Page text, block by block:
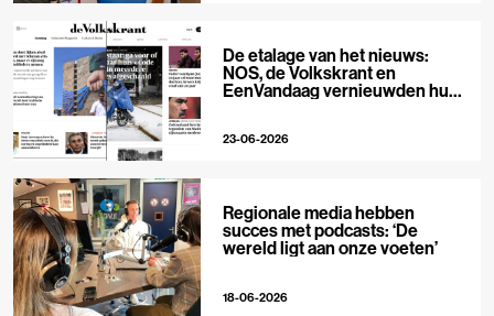
De etalage van het nieuws:
NOS, de Volkskrant en
EenVandaag vernieuwden hun
23-06-2026
Regionale media hebben
succes met podcasts: ‘De
wereld ligt aan onze voeten’
18-06-2026